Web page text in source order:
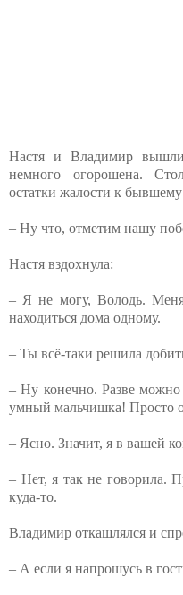
Настя и Владимир
немного огорошена.
остатки жалости к
– Ну что, отметим нашу
Настя вздохнула:
– Я не могу, Володь.
находиться дома одному.
– Ты всё-таки решила
– Ну конечно. Разве можно
умный мальчишка! Просто
– Ясно. Значит, я в вашей
– Нет, я так не говорила.
куда-то.
Владимир откашлялся и
– А если я напрошусь в